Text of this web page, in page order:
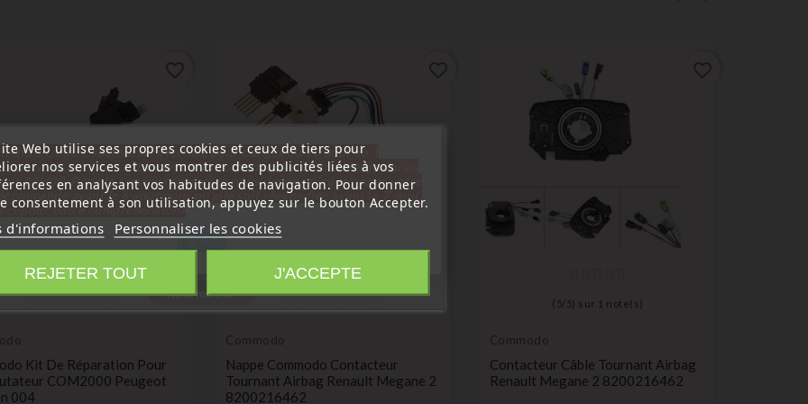
Kit De Réparation Pour
COM2000 Peugeot
004
Commodo
Nappe Commodo Contacteur
Tournant Airbag Renault Megane 2
8200216462
( 5/ 5) sur 1 note(s)
Commodo
Contacteur Câble Tournant Airbag
Renault Megane 2 8200216462
Web utilise ses propres cookies et ceux de tiers pour
nos services et vous montrer des publicités liées à vos
en analysant vos habitudes de navigation. Pour donner
consentement à son utilisation, appuyez sur le bouton Accepter.
d'informations Personnaliser les cookies
REJETER TOUT J'ACCEPTE
notre société sera fermée pour congés du 10 aout au 1
inclus. Pour cette raison les commandes sont traitées jusqu'au
14H00. Pour le service réparation nous devons réceptionner votre
avant le 6 aout pour qu'elle soit réexpédiée avant le 7 aout.
pour votre compréhension»
Fermer
Information